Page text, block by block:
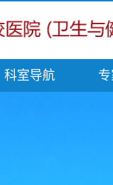
科室导航